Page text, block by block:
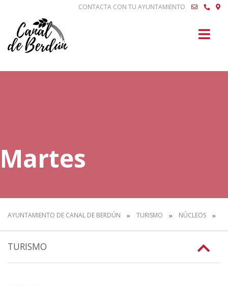
CONTACTA CON TU AYUNTAMIENTO
Martes
AYUNTAMIENTO DE CANAL DE BERDÚN TURISMO NÚCLEOS
TURISMO